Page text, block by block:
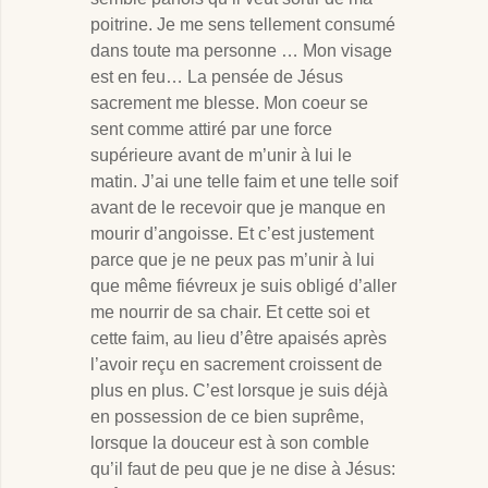
poitrine. Je me sens tellement consumé
dans toute ma personne … Mon visage
est en feu… La pensée de Jésus
sacrement me blesse. Mon coeur se
sent comme attiré par une force
supérieure avant de m’unir à lui le
matin. J’ai une telle faim et une telle soif
avant de le recevoir que je manque en
mourir d’angoisse. Et c’est justement
parce que je ne peux pas m’unir à lui
que même fiévreux je suis obligé d’aller
me nourrir de sa chair. Et cette soi et
cette faim, au lieu d’être apaisés après
l’avoir reçu en sacrement croissent de
plus en plus. C’est lorsque je suis déjà
en possession de ce bien suprême,
lorsque la douceur est à son comble
qu’il faut de peu que je ne dise à Jésus: